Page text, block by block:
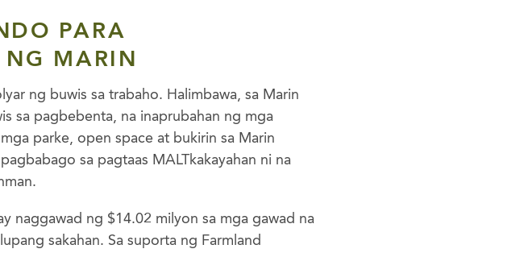
PARA
MARIN
ng buwis sa trabaho. Halimbawa, sa Marin
sa pagbebenta, na inaprubahan ng mga
parke, open space at bukirin sa Marin
sa pagtaas MALTkakayahan ni na
naggawad ng $14.02 milyon sa mga gawad na
sakahan. Sa suporta ng Farmland